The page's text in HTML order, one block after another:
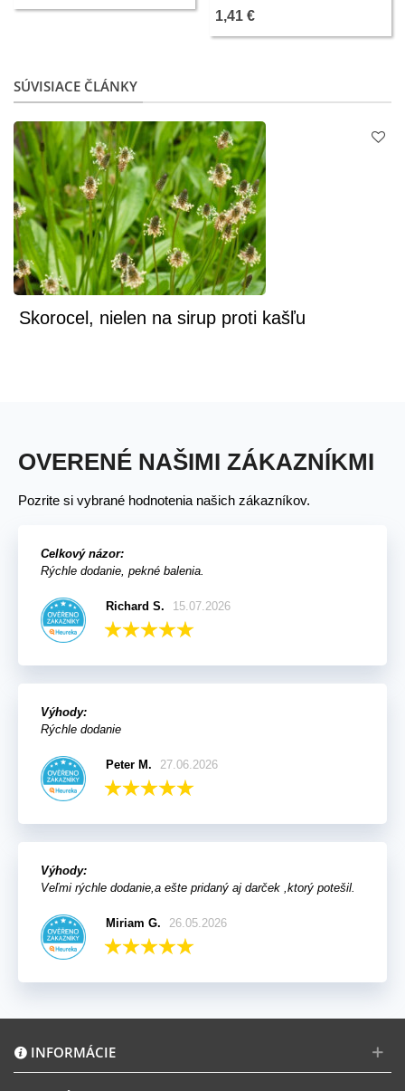
ks
1,41 €
SÚVISIACE ČLÁNKY
Skorocel, nielen na sirup proti kašľu
OVERENÉ NAŠIMI ZÁKAZNÍKMI
Pozrite si vybrané hodnotenia našich zákazníkov.
Celkový názor:
Rýchle dodanie, pekné balenia.
Richard S. 15.07.2026
Výhody:
Rýchle dodanie
Peter M. 27.06.2026
Výhody:
Veľmi rýchle dodanie,a ešte pridaný aj darček ,ktorý potešil.
Miriam G. 26.05.2026
INFORMÁCIE